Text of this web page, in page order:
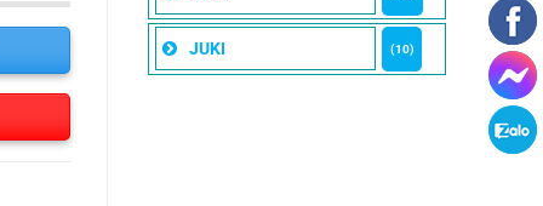
JUKI (10)